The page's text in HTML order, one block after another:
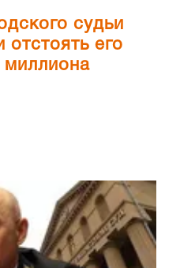
судьи
отстоять его
миллиона